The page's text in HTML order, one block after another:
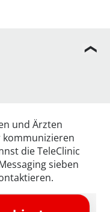
und Ärzten
die TeleClinic
sieben